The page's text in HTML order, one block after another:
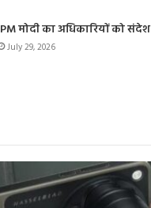
PM मोदी का अधिकारियों को संदेश
July 29, 2026